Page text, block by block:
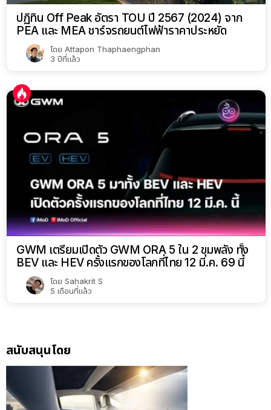
ปฏิทิน Off Peak อัตรา TOU ปี 2567 (2024) จาก
PEA และ MEA ชาร์จรถยนต์ไฟฟ้าราคาประหยัด
โดย Attapon Thaphaengphan
3 ปีที่แล้ว
GWM เตรียมเปิดตัว GWM ORA 5 ใน 2 ขุมพลัง ทั้ง
BEV และ HEV ครั้งแรกของโลกที่ไทย 12 มี.ค. 69 นี้
โดย Sahakrit S
5 เดือนที่แล้ว
สนับสนุนโดย